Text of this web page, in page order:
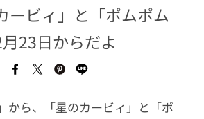
ービィ」と「ポムポム
23日からだよ
から、「星のカービィ」と「ポ